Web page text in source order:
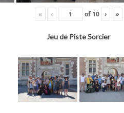
« ‹ of 10 › »
Jeu de Piste Sorcier